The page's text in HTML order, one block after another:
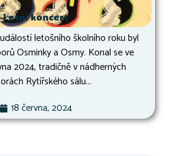
Letní koncert
letošního školního roku byl
Osminky a Osmy. Konal se ve
2024, tradičně v nádherných
Rytířského sálu...
18 června, 2024